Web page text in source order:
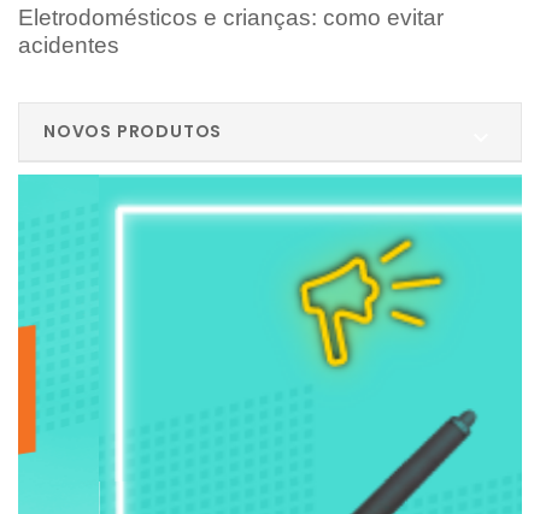
Eletrodomésticos e crianças: como evitar
acidentes
NOVOS PRODUTOS